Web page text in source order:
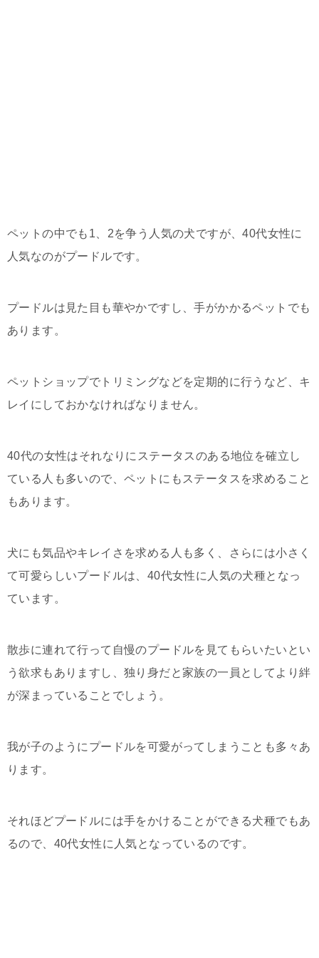
ペットの中でも1、2を争う人気の犬ですが、40代女性に
人気なのがプードルです。
プードルは見た目も華やかですし、手がかかるペットでも
あります。
ペットショップでトリミングなどを定期的に行うなど、キ
レイにしておかなければなりません。
40代の女性はそれなりにステータスのある地位を確立し
ている人も多いので、ペットにもステータスを求めること
もあります。
犬にも気品やキレイさを求める人も多く、さらには小さく
て可愛らしいプードルは、40代女性に人気の犬種となっ
ています。
散歩に連れて行って自慢のプードルを見てもらいたいとい
う欲求もありますし、独り身だと家族の一員としてより絆
が深まっていることでしょう。
我が子のようにプードルを可愛がってしまうことも多々あ
ります。
それほどプードルには手をかけることができる犬種でもあ
るので、40代女性に人気となっているのです。